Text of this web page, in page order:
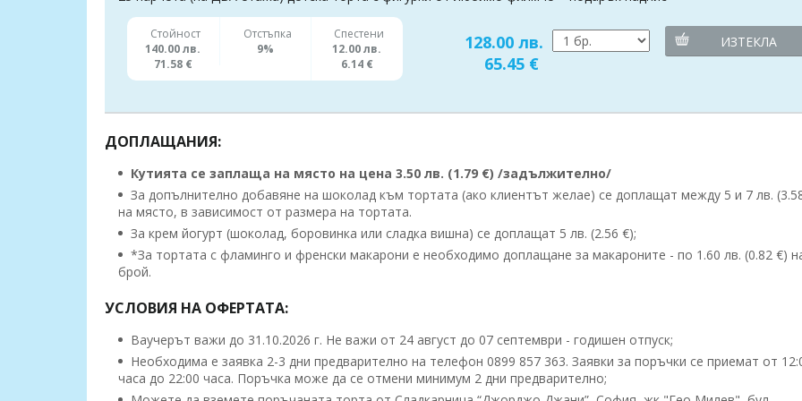
Стойност
140.00 лв.
71.58 €
Отстъпка
9%
Спестени
12.00 лв.
6.14 €
128.00 лв.
65.45 €
ИЗТЕКЛА
ДОПЛАЩАНИЯ:
Кутията се заплаща на място на цена 3.50 лв. (1.79 €) /задължително/
За допълнително добавяне на шоколад към тортата (ако клиентът желае) се доплащат между 5 и 7 лв.
на място, в зависимост от размера на тортата.
За крем йогурт (шоколад, боровинка или сладка вишна) се доплащат 5 лв. (2.56 €);
*За тортата с фламинго и френски макарони е необходимо доплащане за макароните - по 1.60 лв. (0.82 €)
брой.
УСЛОВИЯ НА ОФЕРТАТА:
Ваучерът важи до 31.10.2026 г. Не важи от 24 август до 07 септември - годишен отпуск;
Необходима е заявка 2-3 дни предварително на телефон 0899 857 363. Заявки за поръчки се приемат от
часа до 22:00 часа. Поръчка може да се отмени минимум 2 дни предварително;